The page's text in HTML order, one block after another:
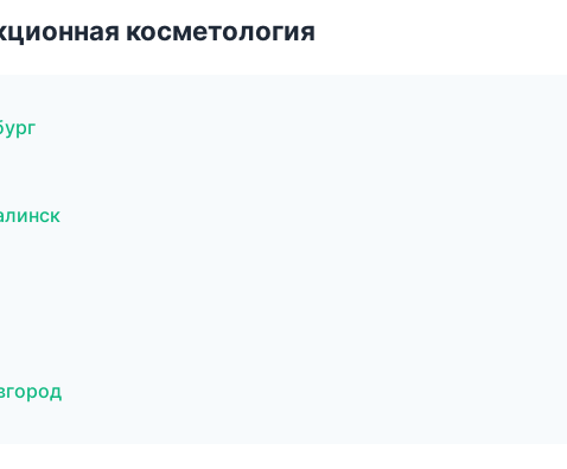
косметология